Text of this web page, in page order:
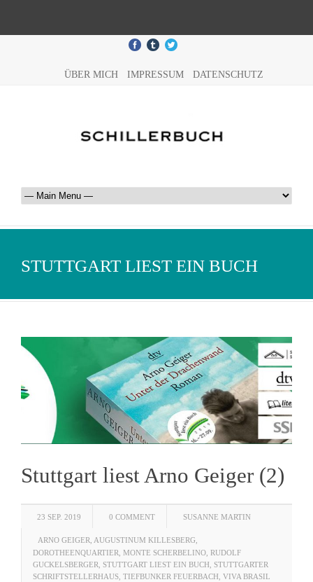
ÜBER MICH IMPRESSUM DATENSCHUTZ
STUTTGART LIEST EIN BUCH
Stuttgart liest Arno Geiger (2)
23 SEP. 2019 0 COMMENT SUSANNE MARTIN
ARNO GEIGER AUGUSTINUM KILLESBERG
DOROTHEENQUARTIER MONTE SCHERBELINO RUDOLF
GUCKELSBERGER STUTTGART LIEST EIN BUCH
STUTTGARTER
SCHRIFTSTELLERHAUS TIEFBUNKER FEUERBACH VIVA BRASIL